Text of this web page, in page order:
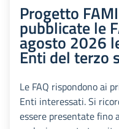
Progetto
pubblicate le
agosto 2026
Enti del terzo
Le FAQ rispondono ai
Enti interessati. Si
essere presentate fino